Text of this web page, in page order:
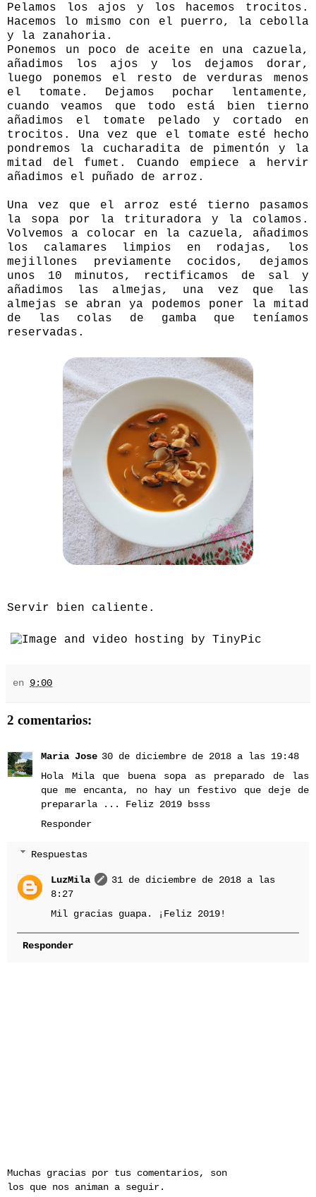
Pelamos los ajos y los hacemos trocitos.
Hacemos lo mismo con el puerro, la cebolla
y la zanahoria.
Ponemos un poco de aceite en una cazuela,
añadimos los ajos y los dejamos dorar,
luego ponemos el resto de verduras menos
el tomate. Dejamos pochar lentamente,
cuando veamos que todo está bien tierno
añadimos el tomate pelado y cortado en
trocitos. Una vez que el tomate esté hecho
pondremos la cucharadita de pimentón y la
mitad del fumet. Cuando empiece a hervir
añadimos el puñado de arroz.
Una vez que el arroz esté tierno pasamos
la sopa por la trituradora y la colamos.
Volvemos a colocar en la cazuela, añadimos
los calamares limpios en rodajas, los
mejillones previamente cocidos, dejamos
unos 10 minutos, rectificamos de sal y
añadimos las almejas, una vez que las
almejas se abran ya podemos poner la mitad
de las colas de gamba que teníamos
reservadas.
Servir bien caliente.
en 9:00
2 comentarios:
Maria Jose 30 de diciembre de 2018 a las 19:48
Hola Mila que buena sopa as preparado de las
que me encanta, no hay un festivo que deje de
prepararla ... Feliz 2019 bsss
Responder
Respuestas
LuzMila
31 de diciembre de 2018 a las
8:27
Mil gracias guapa. ¡Feliz 2019!
Responder
Muchas gracias por tus comentarios, son
los que nos animan a seguir.